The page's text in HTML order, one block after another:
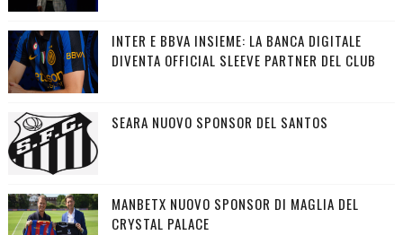
INTER E BBVA INSIEME: LA BANCA DIGITALE
DIVENTA OFFICIAL SLEEVE PARTNER DEL CLUB
SEARA NUOVO SPONSOR DEL SANTOS
MANBETX NUOVO SPONSOR DI MAGLIA DEL
CRYSTAL PALACE